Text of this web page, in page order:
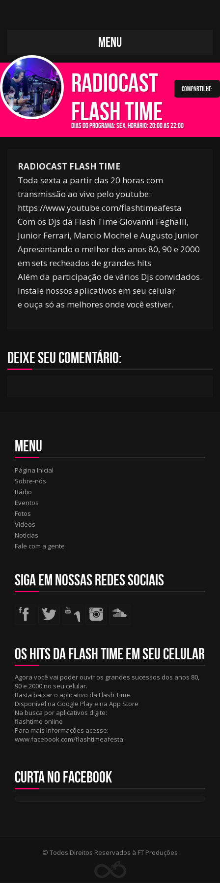
MENU
RADIOCAST
FLASH TIME
Dias do programa: sex, Horário: 20:00 as 22:00
Compartilhe:
RADIOCAST FLASH TIME
Toda sexta a partir das 20 horas com
transmissão ao vivo pelo youtube:
https://www.youtube.com/flashtimeafesta
Com os Djs da Flash Time Giovanni Feghalli,
Junior Ferrari, Marcio Mochel e Augusto Junior
Apresentando o melhor dos anos 80, 90 e 2000
em sets recheados de grandes hits
Além da participação de vários Djs convidados.
Instale nossos aplicativos em seu celular
e ouça só as melhores onde você estiver.
Deixe seu comentário:
Menu
Página Inicial
Sobre-nós
Rádio
Eventos
Fotos
Vídeos
Notícias
Fale com a gente
Siga em nossas redes sociais
Os hits da Flash Time em seu Celular
Agora você vai poder ouvir os grandes sucessos dos anos 80,
90 e 2000 no seu celular.
Basta baixar o aplicativo da Flash Time.
Disponível na Google Play e na App Store
Na busca por aplicativos digite:
flashtime online
Para mais informações acesse:
www.facebook.com/flashtimeafesta
Curta no Facebook
© Todos Direitos Reservados à FT Produções